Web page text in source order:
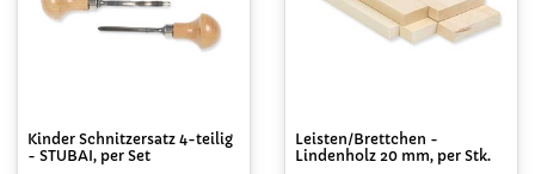
Kinder Schnitzersatz 4-teilig
- STUBAI, per Set
Leisten/Brettchen -
Lindenholz 20 mm, per Stk.